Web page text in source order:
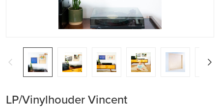
LP/Vinylhouder Vincent